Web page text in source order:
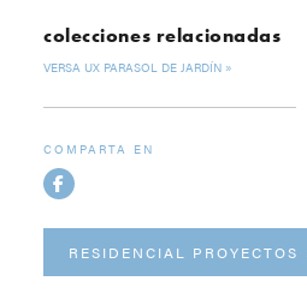
colecciones relacionadas
VERSA UX PARASOL DE JARDÍN
COMPARTA EN
RESIDENCIAL PROYECTOS